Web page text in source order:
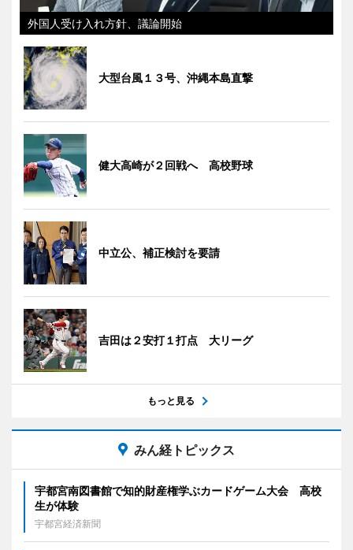
外国人受け入れ方針、議論開始
大型台風１３号、沖縄本島直撃
健大高崎が２回戦へ 高校野球
中立公、補正検討を要請
吉田は２安打１打点 大リーグ
もっと見る
みん経トピックス
宇都宮南図書館で知的財産権学ぶカードゲーム大会 高校
生が体験
宇都宮経済新聞